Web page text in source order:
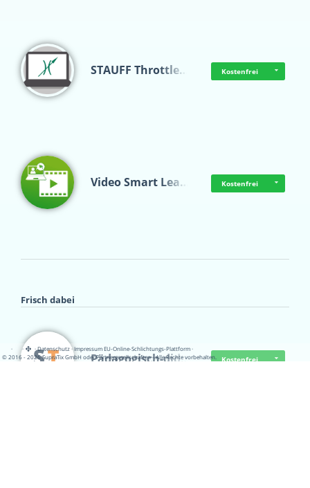
STAUFF Throttle… Kostenfrei
Video Smart Lea… Kostenfrei
Frisch dabei
Pädagogisch-did… Kostenfrei
· · ·Datenschutz·Impressum EU-Online-Schlichtungs-Plattform·
© 2016 - 2026 SupraTix GmbH oder Partnergesellschaften - Alle Rechte vorbehalten.